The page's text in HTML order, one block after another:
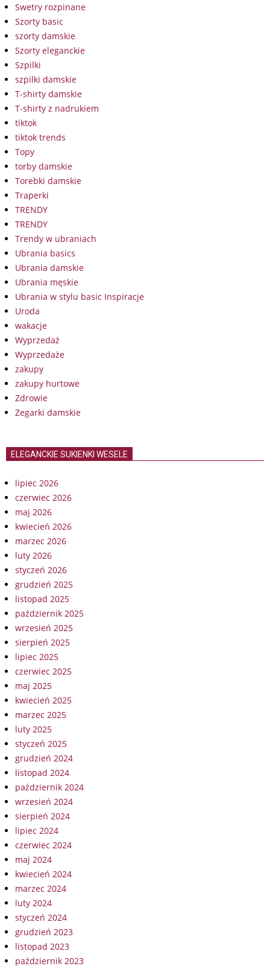
Swetry rozpinane
Szorty basic
szorty damskie
Szorty eleganckie
Szpilki
szpilki damskie
T-shirty damskie
T-shirty z nadrukiem
tiktok
tiktok trends
Topy
torby damskie
Torebki damskie
Traperki
TRENDY
TRENDY
Trendy w ubraniach
Ubrania basics
Ubrania damskie
Ubrania męskie
Ubrania w stylu basic Inspiracje
Uroda
wakacje
Wyprzedaż
Wyprzedaże
zakupy
zakupy hurtowe
Zdrowie
Zegarki damskie
ELEGANCKIE SUKIENKI WESELE
lipiec 2026
czerwiec 2026
maj 2026
kwiecień 2026
marzec 2026
luty 2026
styczeń 2026
grudzień 2025
listopad 2025
październik 2025
wrzesień 2025
sierpień 2025
lipiec 2025
czerwiec 2025
maj 2025
kwiecień 2025
marzec 2025
luty 2025
styczeń 2025
grudzień 2024
listopad 2024
październik 2024
wrzesień 2024
sierpień 2024
lipiec 2024
czerwiec 2024
maj 2024
kwiecień 2024
marzec 2024
luty 2024
styczeń 2024
grudzień 2023
listopad 2023
październik 2023